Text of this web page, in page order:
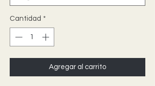
Cantidad *
Agregar al carrito